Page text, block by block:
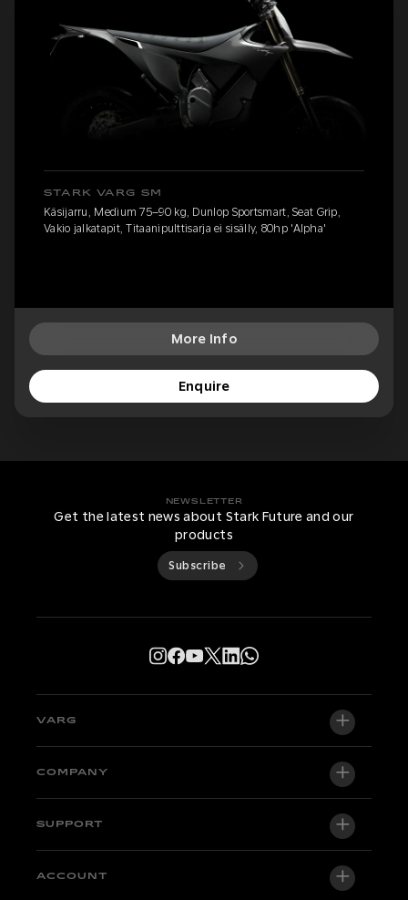
STARK VARG SM
Käsijarru, Medium 75–90 kg, Dunlop Sportsmart, Seat Grip,
Vakio jalkatapit, Titaanipulttisarja ei sisälly, 80hp 'Alpha'
More Info
Enquire
NEWSLETTER
Get the latest news about Stark Future and our
products
Subscribe
VARG
VARG EX
Factory Edition
COMPANY
About us
SUPPORT
Support central
ACCOUNT